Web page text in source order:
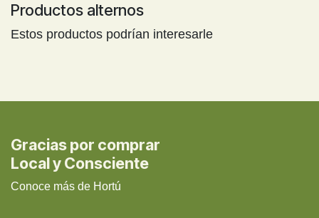
Productos alternos
Estos productos podrían interesarle
Gracias por comprar
Local y Consciente
Conoce más de Hortú